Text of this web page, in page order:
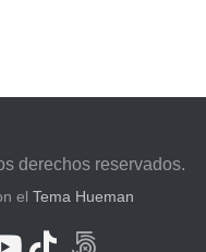
derechos reservados.
el Tema Hueman